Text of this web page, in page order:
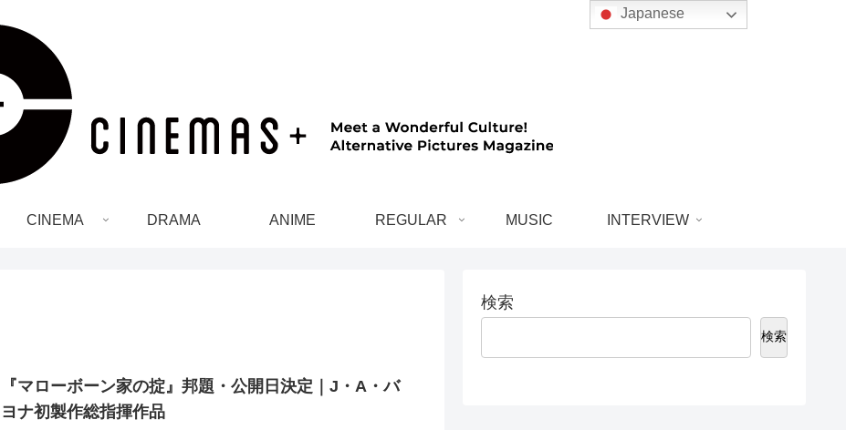
CINEMA DRAMA ANIME REGULAR MUSIC INTERVIEW
『マローボーン家の掟』邦題・公開日決定｜J・A・バ
ヨナ初製作総指揮作品
検索
検索
Japanese